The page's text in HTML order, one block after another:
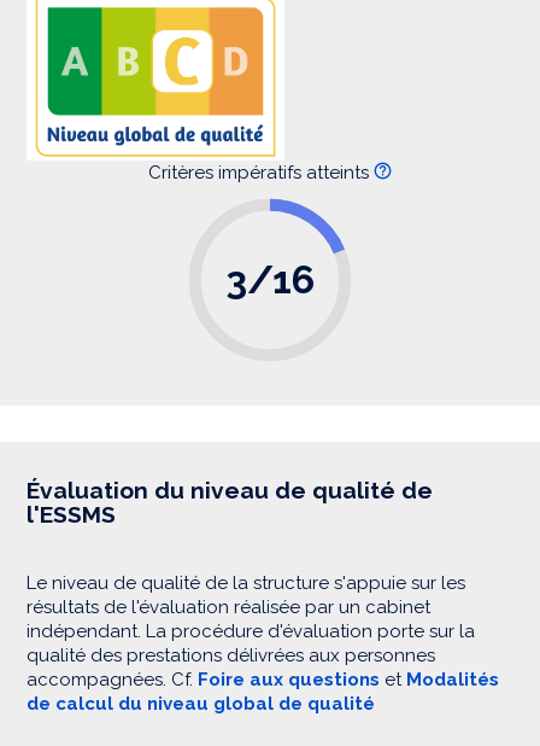
Critères impératifs atteints
3/16
Évaluation du niveau de qualité de
l'ESSMS
Le niveau de qualité de la structure s'appuie sur les
résultats de l'évaluation réalisée par un cabinet
indépendant. La procédure d'évaluation porte sur la
qualité des prestations délivrées aux personnes
accompagnées. Cf. Foire aux questions et Modalités
de calcul du niveau global de qualité